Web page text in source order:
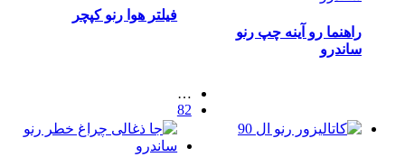
راهنما رو آینه چپ رنو
ساندرو
فیلتر هوا رنو کپچر
…
82